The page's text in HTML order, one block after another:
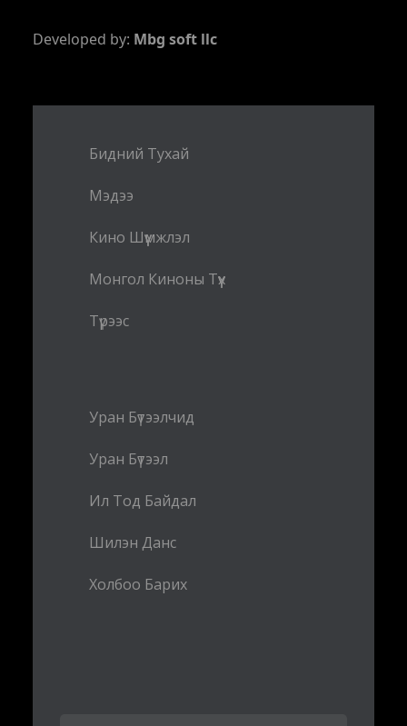
Developed by: Mbg soft llc
Бидний Тухай
Мэдээ
Кино Шүүмжлэл
Монгол Киноны Түүх
Түрээс
Уран Бүтээлчид
Уран Бүтээл
Ил Тод Байдал
Шилэн Данс
Холбоо Барих